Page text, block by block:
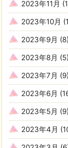
2023年11月
2023年10月
2023年9月 (8)
2023年8月 (5)
2023年7月 (9)
2023年6月
2023年5月 (9)
2023年4月